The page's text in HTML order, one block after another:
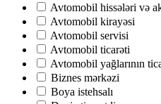
Avtomobil hissələri və
Avtomobil kirayəsi
Avtomobil servisi
Avtomobil ticarəti
Avtomobil yağlarının
Biznes mərkəzi
Boya istehsalı